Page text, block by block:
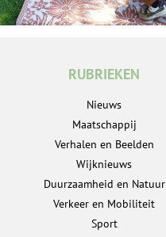
RUBRIEKEN
Nieuws
Maatschappij
Verhalen en Beelden
Wijknieuws
Duurzaamheid en Natuur
Verkeer en Mobiliteit
Sport